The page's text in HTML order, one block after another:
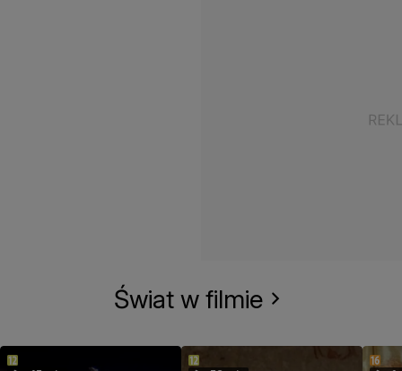
Świat w filmie